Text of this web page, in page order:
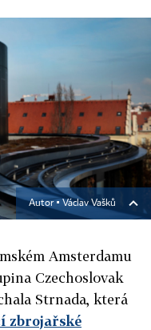
Autor ▪ Václav Vašků
Amsterdamu
Czechoslovak
Strnada, která
zbrojařské